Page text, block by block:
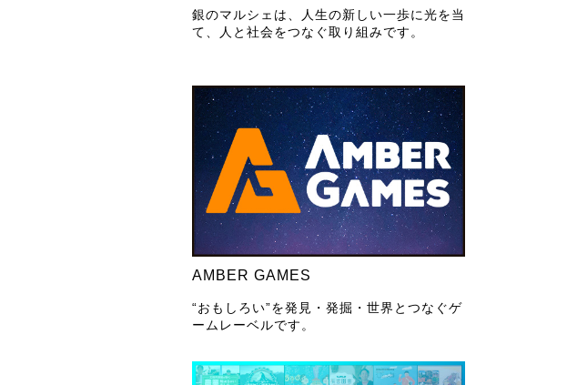
銀のマルシェは、人生の新しい一歩に光を当
て、人と社会をつなぐ取り組みです。
AMBER GAMES
“おもしろい”を発見・発掘・世界とつなぐゲ
ームレーベルです。